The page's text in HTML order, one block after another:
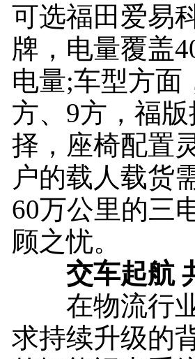
可选福田爱易
牌，电量覆盖
电量;车型方面
方、9方，福
择，座椅配置
户的载人载货
60万公里的三
顾之忧。
交车起航
在物流行业
求持续升级的